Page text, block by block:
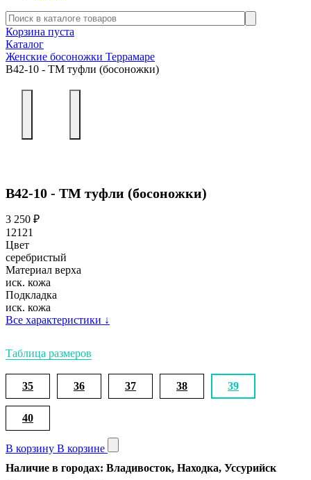
Корзина пуста
Каталог
Женские босоножки Террамаре
В42-10 - ТМ туфли (босоножки)
В42-10 - ТМ туфли (босоножки)
3 250 ₽
12121
Цвет
серебристый
Материал верха
иск. кожа
Подкладка
иск. кожа
Все характеристики ↓
Таблица размеров
35 36 37 38 39
40
В корзину В корзине
Наличие в городах: Владивосток, Находка, Уссурийск